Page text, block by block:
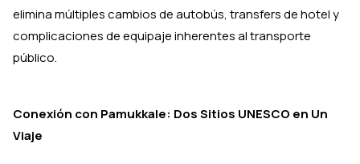
elimina múltiples cambios de autobús, transfers de hotel y
complicaciones de equipaje inherentes al transporte
público.
Conexión con Pamukkale: Dos Sitios UNESCO en Un
Viaje